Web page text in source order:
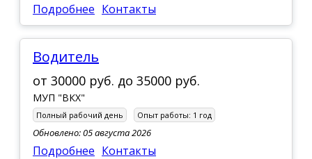
Подробнее Контакты
Водитель
от 30000 руб. до 35000 руб.
МУП "ВКХ"
Полный рабочий день Опыт работы: 1 год
Обновлено: 05 августа 2026
Подробнее Контакты